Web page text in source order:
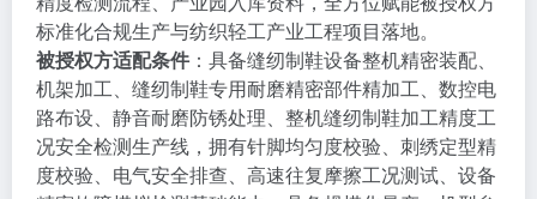
标准化合规生产与纺织轻工产业工程项目落地。
被授权方适配条件 ：具备缝纫制鞋设备整机精密装配、
机架加工、缝纫制鞋专用耐磨精密部件精加工、数控电
路布设、静音耐磨防锈处理、整机缝纫制鞋加工精度工
况安全检测生产线，拥有针脚均匀度校验、刺绣定型精
度校验、电气安全排查、高速往复摩擦工况测试、设备